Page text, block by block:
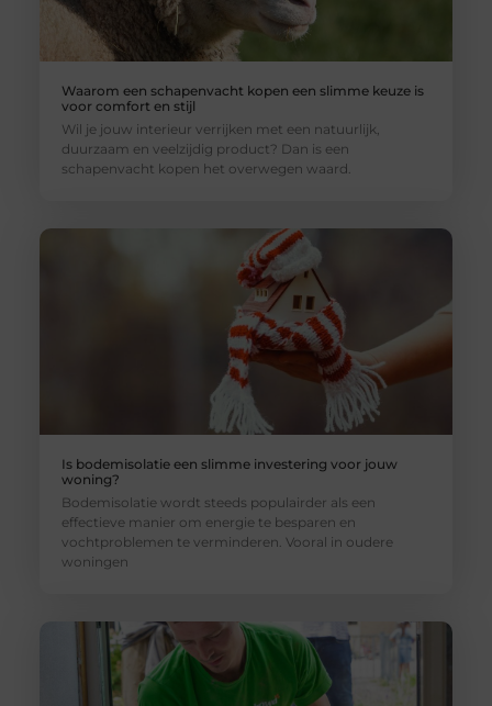
Waarom een schapenvacht kopen een slimme keuze is
voor comfort en stijl
Wil je jouw interieur verrijken met een natuurlijk,
duurzaam en veelzijdig product? Dan is een
schapenvacht kopen het overwegen waard.
Is bodemisolatie een slimme investering voor jouw
woning?
Bodemisolatie wordt steeds populairder als een
effectieve manier om energie te besparen en
vochtproblemen te verminderen. Vooral in oudere
woningen